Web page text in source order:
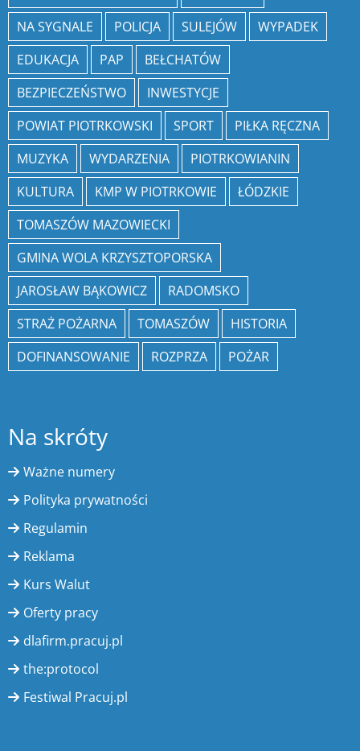
NA SYGNALE
POLICJA SULEJÓW
WYPADEK
EDUKACJA
PAP
BEŁCHATÓW
BEZPIECZEŃSTWO
INWESTYCJE
POWIAT PIOTRKOWSKI
SPORT
PIŁKA RĘCZNA
MUZYKA
WYDARZENIA
PIOTRKOWIANIN
KULTURA
KMP W PIOTRKOWIE
ŁÓDZKIE
TOMASZÓW MAZOWIECKI
GMINA WOLA KRZYSZTOPORSKA
JAROSŁAW BĄKOWICZ
RADOMSKO
STRAŻ POŻARNA
TOMASZÓW
HISTORIA
DOFINANSOWANIE
ROZPRZA POŻAR
Na skróty
Ważne numery
Polityka prywatności
Regulamin
Reklama
Kurs Walut
Oferty pracy
dlafirm.pracuj.pl
the:protocol
Festiwal Pracuj.pl